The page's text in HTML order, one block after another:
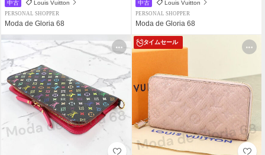
中古 Louis Vuitton
PERSONAL SHOPPER
Moda de Gloria 68
中古 Louis Vuitton
PERSONAL SHOPPER
Moda de Gloria 68
タイムセール